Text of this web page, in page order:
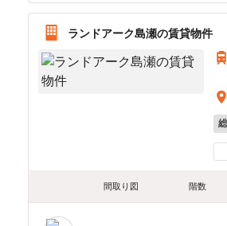
ランドアーク島瀬の賃貸物件
間取り図 階数